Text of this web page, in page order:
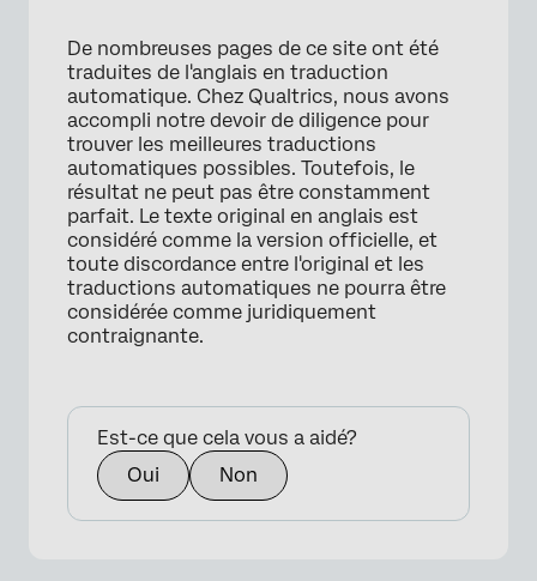
De nombreuses pages de ce site ont été
traduites de l'anglais en traduction
automatique. Chez Qualtrics, nous avons
accompli notre devoir de diligence pour
trouver les meilleures traductions
automatiques possibles. Toutefois, le
résultat ne peut pas être constamment
parfait. Le texte original en anglais est
considéré comme la version officielle, et
toute discordance entre l'original et les
traductions automatiques ne pourra être
considérée comme juridiquement
contraignante.
Est-ce que cela vous a aidé?
Oui
Non